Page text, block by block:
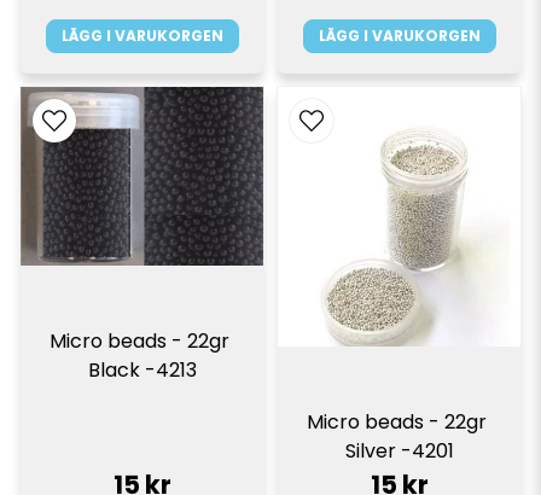
LÄGG I VARUKORGEN LÄGG I VARUKORGEN
Micro beads - 22gr
Black -4213
15 kr
Micro beads - 22gr
Silver -4201
15 kr